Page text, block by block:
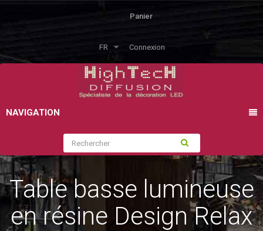
Panier
FR Connexion
NAVIGATION
Table basse lumineuse
en résine Design Relax